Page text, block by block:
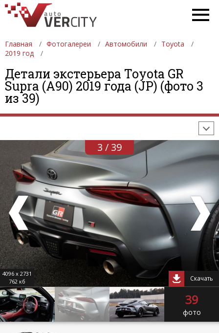
Главная Фотогалереи Автомобили
Toyota
2019 год
Детали экстерьера Toyota GR
Supra (A90) 2019 года (JP) (фото 3
из 39)
ФОТОГАЛЕРЕИ АВТОМОБИЛИ
ДЕВУШКИ
АВТОСАЛОНЫ
3 / 39
4096 x 2731
762 кб
Скачать
39
фото